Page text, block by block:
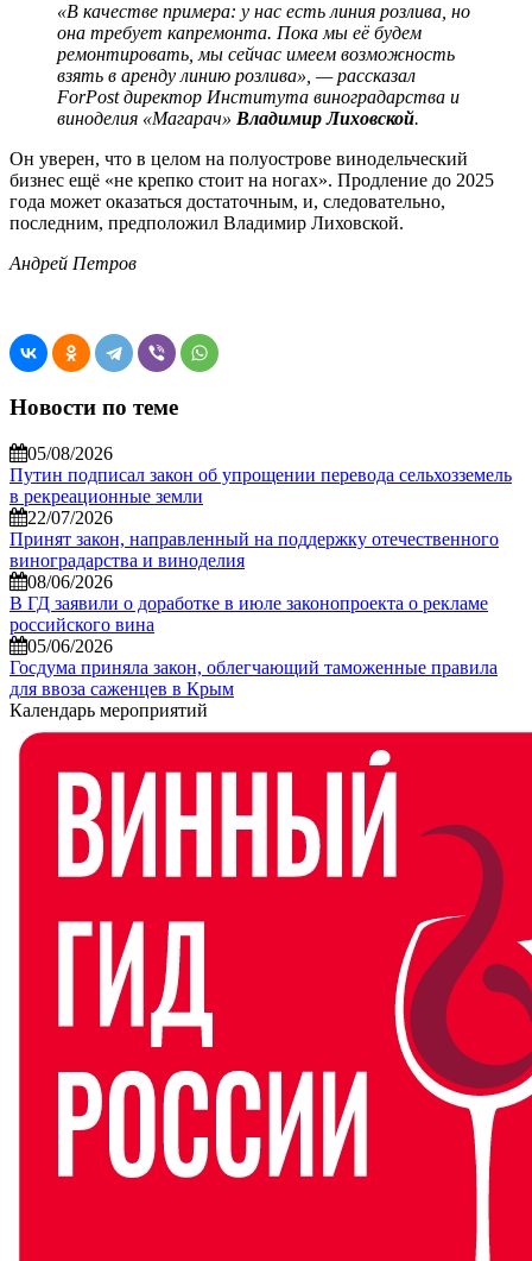
«В качестве примера: у нас есть линия розлива, но
она требует капремонта. Пока мы её будем
ремонтировать, мы сейчас имеем возможность
взять в аренду линию розлива», — рассказал
ForPost директор Института виноградарства и
виноделия «Магарач» Владимир Лиховской.
Он уверен, что в целом на полуострове винодельческий
бизнес ещё «не крепко стоит на ногах». Продление до 2025
года может оказаться достаточным, и, следовательно,
последним, предположил Владимир Лиховской.
Андрей Петров
Новости по теме
05/08/2026
Путин подписал закон об упрощении перевода сельхозземель
в рекреационные земли
22/07/2026
Принят закон, направленный на поддержку отечественного
виноградарства и виноделия
08/06/2026
В ГД заявили о доработке в июле законопроекта о рекламе
российского вина
05/06/2026
Госдума приняла закон, облегчающий таможенные правила
для ввоза саженцев в Крым
Календарь мероприятий